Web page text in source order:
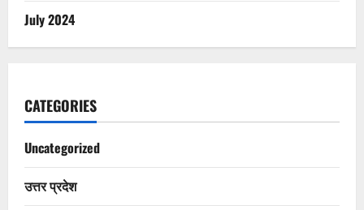
July 2024
CATEGORIES
Uncategorized
उत्तर प्रदेश